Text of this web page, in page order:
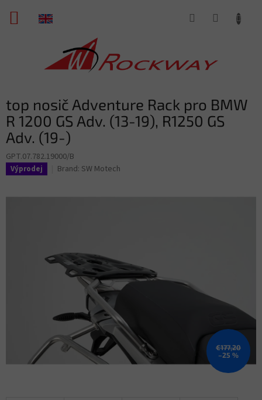
content
SHOPPING
top nosič Adventure Rack pro BMW
R 1200 GS Adv. (13-19), R1250 GS
Adv. (19-)
GPT.07.782.19000/B
Výprodej Brand: SW Motech
€177,20
–25 %